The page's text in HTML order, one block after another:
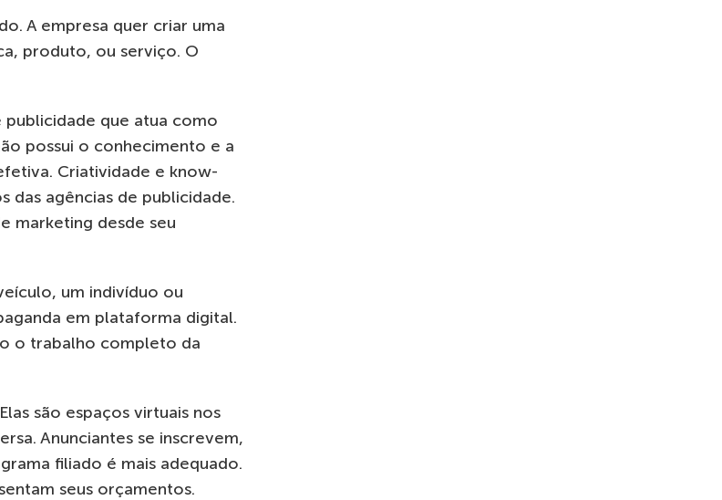
A empresa quer criar uma
produto, ou serviço. O
publicidade que atua como
possui o conhecimento e a
Criatividade e know-
das agências de publicidade.
marketing desde seu
um indivíduo ou
em plataforma digital.
o trabalho completo da
são espaços virtuais nos
Anunciantes se inscrevem,
filiado é mais adequado.
seus orçamentos.